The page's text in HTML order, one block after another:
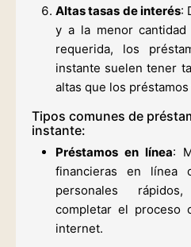
Altas tasas de interés:
y a la menor cantidad
requerida, los
instante suelen tener
altas que los
Tipos comunes de
instante:
Préstamos en línea:
financieras en línea
personales
completar el proceso
internet.